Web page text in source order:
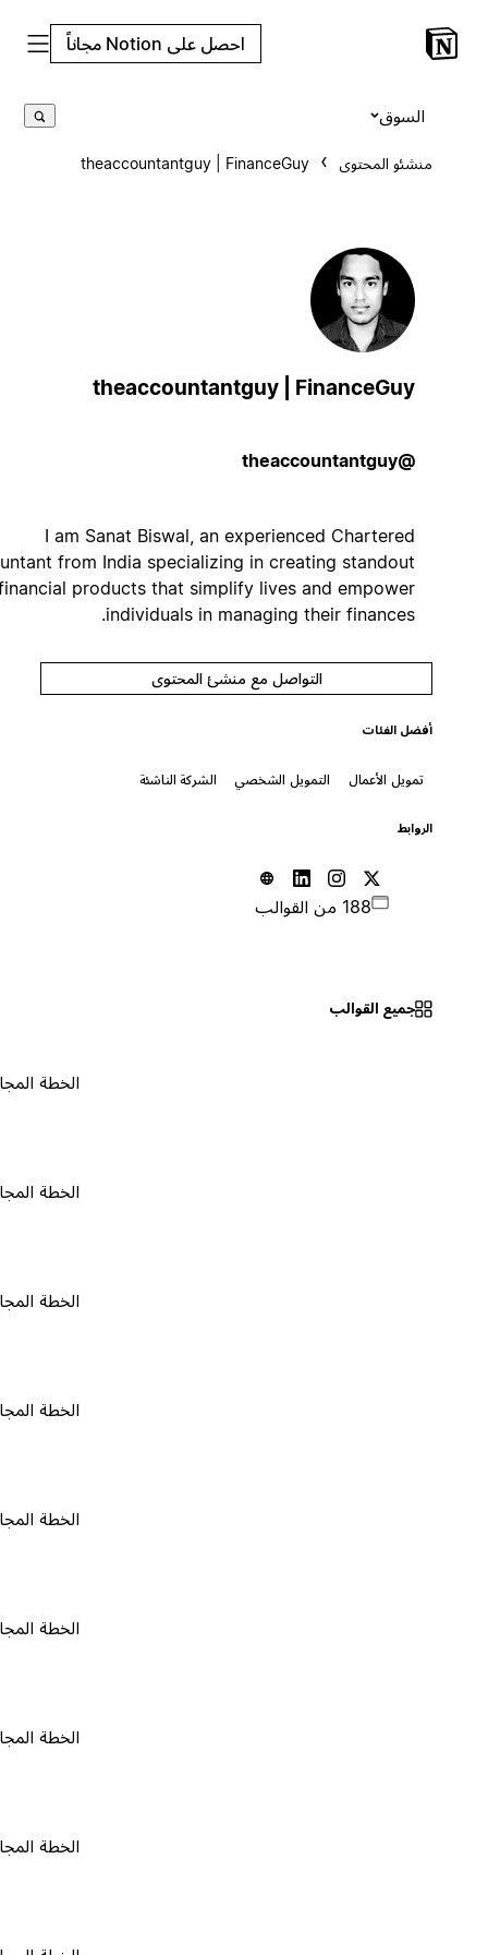
احصل على Notion مجاناً
منشئو المحتوى theaccountantguy | FinanceGuy
theaccountantguy | FinanceGuy
I am Sanat Biswal, an experienced Chartered
Accountant from India specializing in creating standout
financial products that simplify lives and empower
individuals in managing their finances.
التواصل مع منشئ المحتوى
أفضل الفئات
تمويل الأعمال التمويل الشخصي الشركة الناشئة
188 من القوالب
جميع القوالب
الخطة المجانية ٠
الخطة المجانية ٠
الخطة المجانية ٠
الخطة المجانية ٠
الخطة المجانية ٠
الخطة المجانية ٠
الخطة المجانية ٠
الخطة المجانية ٠